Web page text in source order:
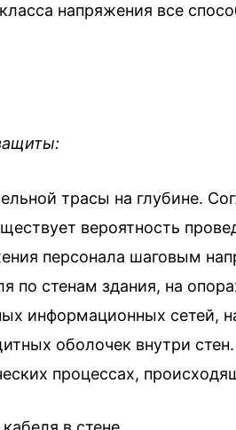
напряжения все
трасы на глубине.
вероятность
персонала шаговым
по стенам здания, на
информационных сетей,
оболочек внутри
процессах,